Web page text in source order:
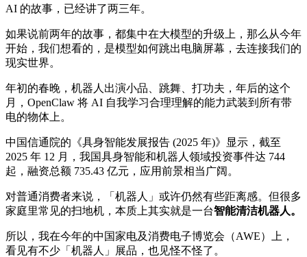
AI 的故事，已经讲了两三年。
如果说前两年的故事，都集中在大模型的升级上，那么从今年
开始，我们想看的，是模型如何跳出电脑屏幕，去连接我们的
现实世界。
年初的春晚，机器人出演小品、跳舞、打功夫，年后的这个
月，OpenClaw 将 AI 自我学习合理理解的能力武装到所有带
电的物体上。
中国信通院的《具身智能发展报告 (2025 年)》显示，截至
2025 年 12 月，我国具身智能和机器人领域投资事件达 744
起，融资总额 735.43 亿元，应用前景相当广阔。
对普通消费者来说，「机器人」或许仍然有些距离感。但很多
家庭里常见的扫地机，本质上其实就是一台智能清洁机器人。
所以，我在今年的中国家电及消费电子博览会（AWE）上，
看见有不少「机器人」展品，也见怪不怪了。